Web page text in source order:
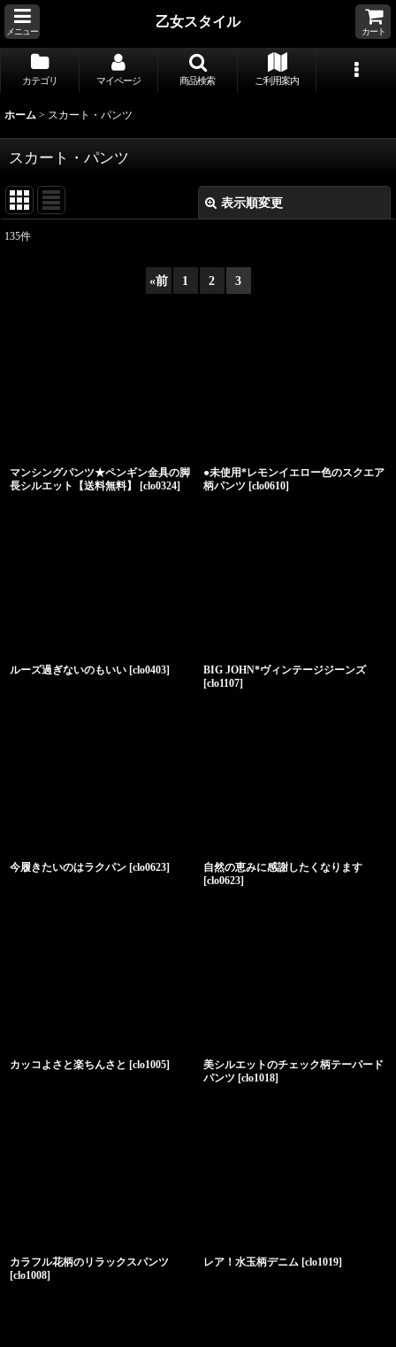
メニュー
乙女スタイル
カート
カテゴリ マイページ 商品検索 ご利用案内
ホーム > スカート・パンツ
スカート・パンツ
表示順変更
135件
«前 1 2 3
マンシングパンツ★ペンギン金具の脚
長シルエット【送料無料】
[clo0324]
●未使用*レモンイエロー色のスクエア
柄パンツ [clo0610]
ルーズ過ぎないのもいい [clo0403]
BIG JOHN*ヴィンテージジーンズ
[clo1107]
今履きたいのはラクパン [clo0623]
自然の恵みに感謝したくなります
[clo0623]
カッコよさと楽ちんさと [clo1005]
美シルエットのチェック柄テーパード
パンツ [clo1018]
カラフル花柄のリラックスパンツ
[clo1008]
レア！水玉柄デニム [clo1019]